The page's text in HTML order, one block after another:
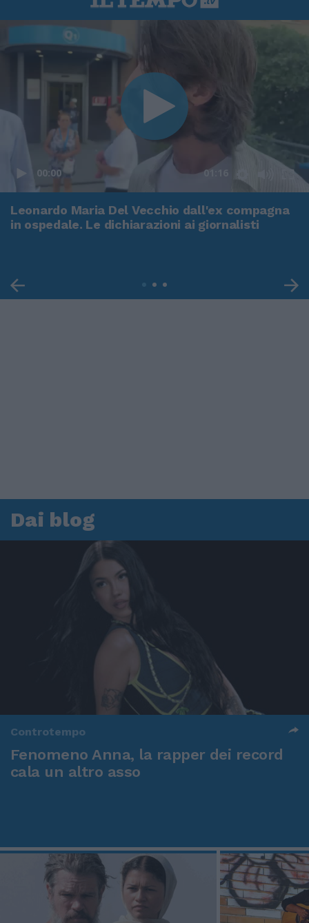
00:00 01:16
Leonardo Maria Del Vecchio dall'ex compagna
in ospedale. Le dichiarazioni ai giornalisti
Dai blog
Controtempo
Fenomeno Anna, la rapper dei record
cala un altro asso